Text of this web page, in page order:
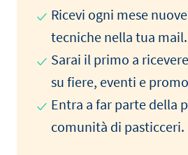
Ricevi ogni mese
tecniche nella tua mail.
Sarai il primo a
su fiere, eventi e
Entra a far parte della
comunità di pasticceri.